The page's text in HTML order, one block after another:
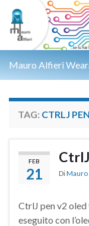
Mauro Alfieri
TAG: CTRLJ
FEB
21 Di
CtrlJ pen v2
eseguito con